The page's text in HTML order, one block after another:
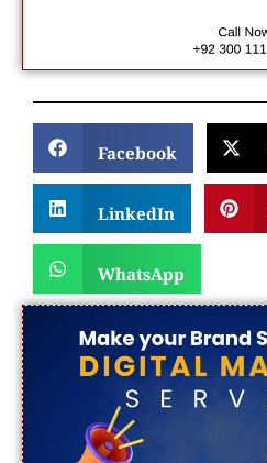
Facebook
LinkedIn
WhatsApp